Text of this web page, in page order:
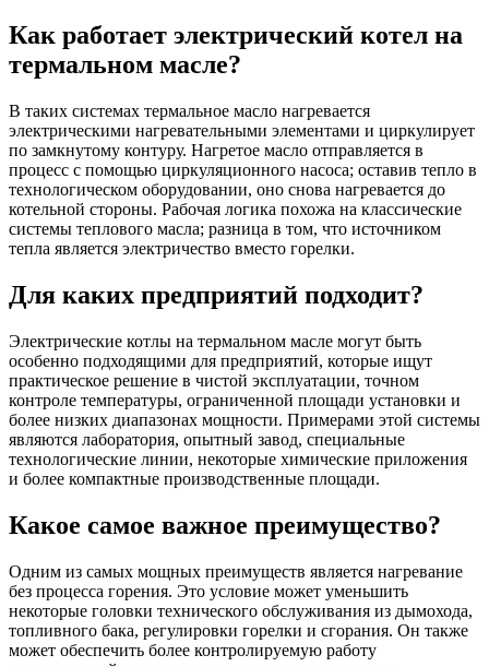
Как работает электрический котел на
термальном масле?
В таких системах термальное масло нагревается
электрическими нагревательными элементами и циркулирует
по замкнутому контуру. Нагретое масло отправляется в
процесс с помощью циркуляционного насоса; оставив тепло в
технологическом оборудовании, оно снова нагревается до
котельной стороны. Рабочая логика похожа на классические
системы теплового масла; разница в том, что источником
тепла является электричество вместо горелки.
Для каких предприятий подходит?
Электрические котлы на термальном масле могут быть
особенно подходящими для предприятий, которые ищут
практическое решение в чистой эксплуатации, точном
контроле температуры, ограниченной площади установки и
более низких диапазонах мощности. Примерами этой системы
являются лаборатория, опытный завод, специальные
технологические линии, некоторые химические приложения
и более компактные производственные площади.
Какое самое важное преимущество?
Одним из самых мощных преимуществ является нагревание
без процесса горения. Это условие может уменьшить
некоторые головки технического обслуживания из дымохода,
топливного бака, регулировки горелки и сгорания. Он также
может обеспечить более контролируемую работу